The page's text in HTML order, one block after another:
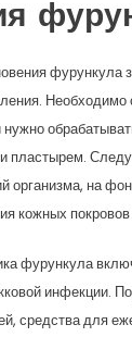
фурункула
пластырем.
организма, на
кожных
фурункула
инфекции.
средства для